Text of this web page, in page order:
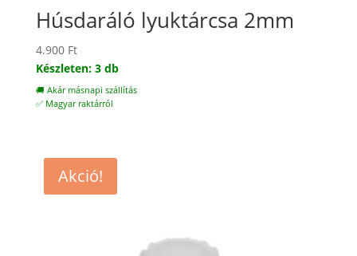
Húsdaráló lyuktárcsa 2mm
4.900 Ft
Készleten: 3 db
🚚 Akár másnapi szállítás
✅ Magyar raktárról
Akció!